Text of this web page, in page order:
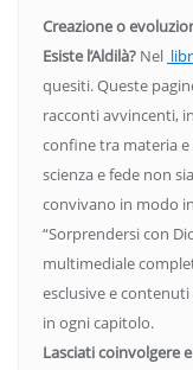
Creazione o
Esiste l’Aldilà? Nel
quesiti. Queste
racconti avvincenti,
confine tra materia
scienza e fede non
convivano in modo
“Sorprendersi con
multimediale
esclusive e
in ogni capitolo.
Lasciati coinvolgere